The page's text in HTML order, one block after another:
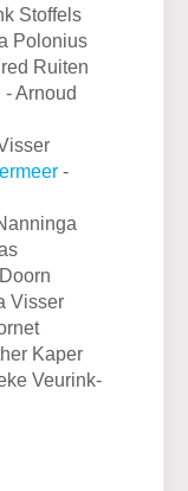
Stoffels
Polonius
Ruiten
- Arnoud
-
Visser
Kaper
Veurink-